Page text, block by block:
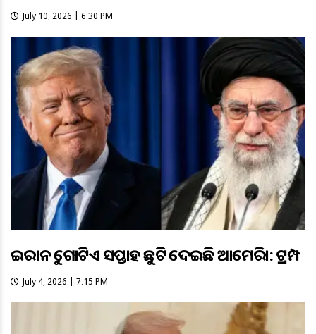
July 10, 2026 | 6:30 PM
ଇରାନକୁ ଗୋଟିଏ ସପ୍ତାହ ଛୁଟି ଦେଇଛି ଆମେରିକା: ଟ୍ରମ୍ପ
July 4, 2026 | 7:15 PM